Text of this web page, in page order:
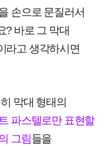
손으로 문질러서
? 바로 그 막대
라고 생각하시면
막대 형태의
파스텔로만 표현할
그림들을